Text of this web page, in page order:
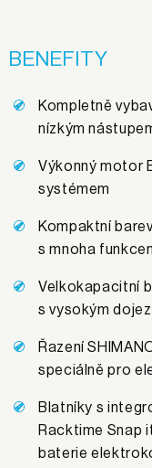
BENEFITY
Kompletně
nízkým
Výkonný motor
systémem
Kompaktní
s mnoha
Velkokapacitní
s vysokým
Řazení
speciálně pro
Blatníky s
Racktime Snap
baterie